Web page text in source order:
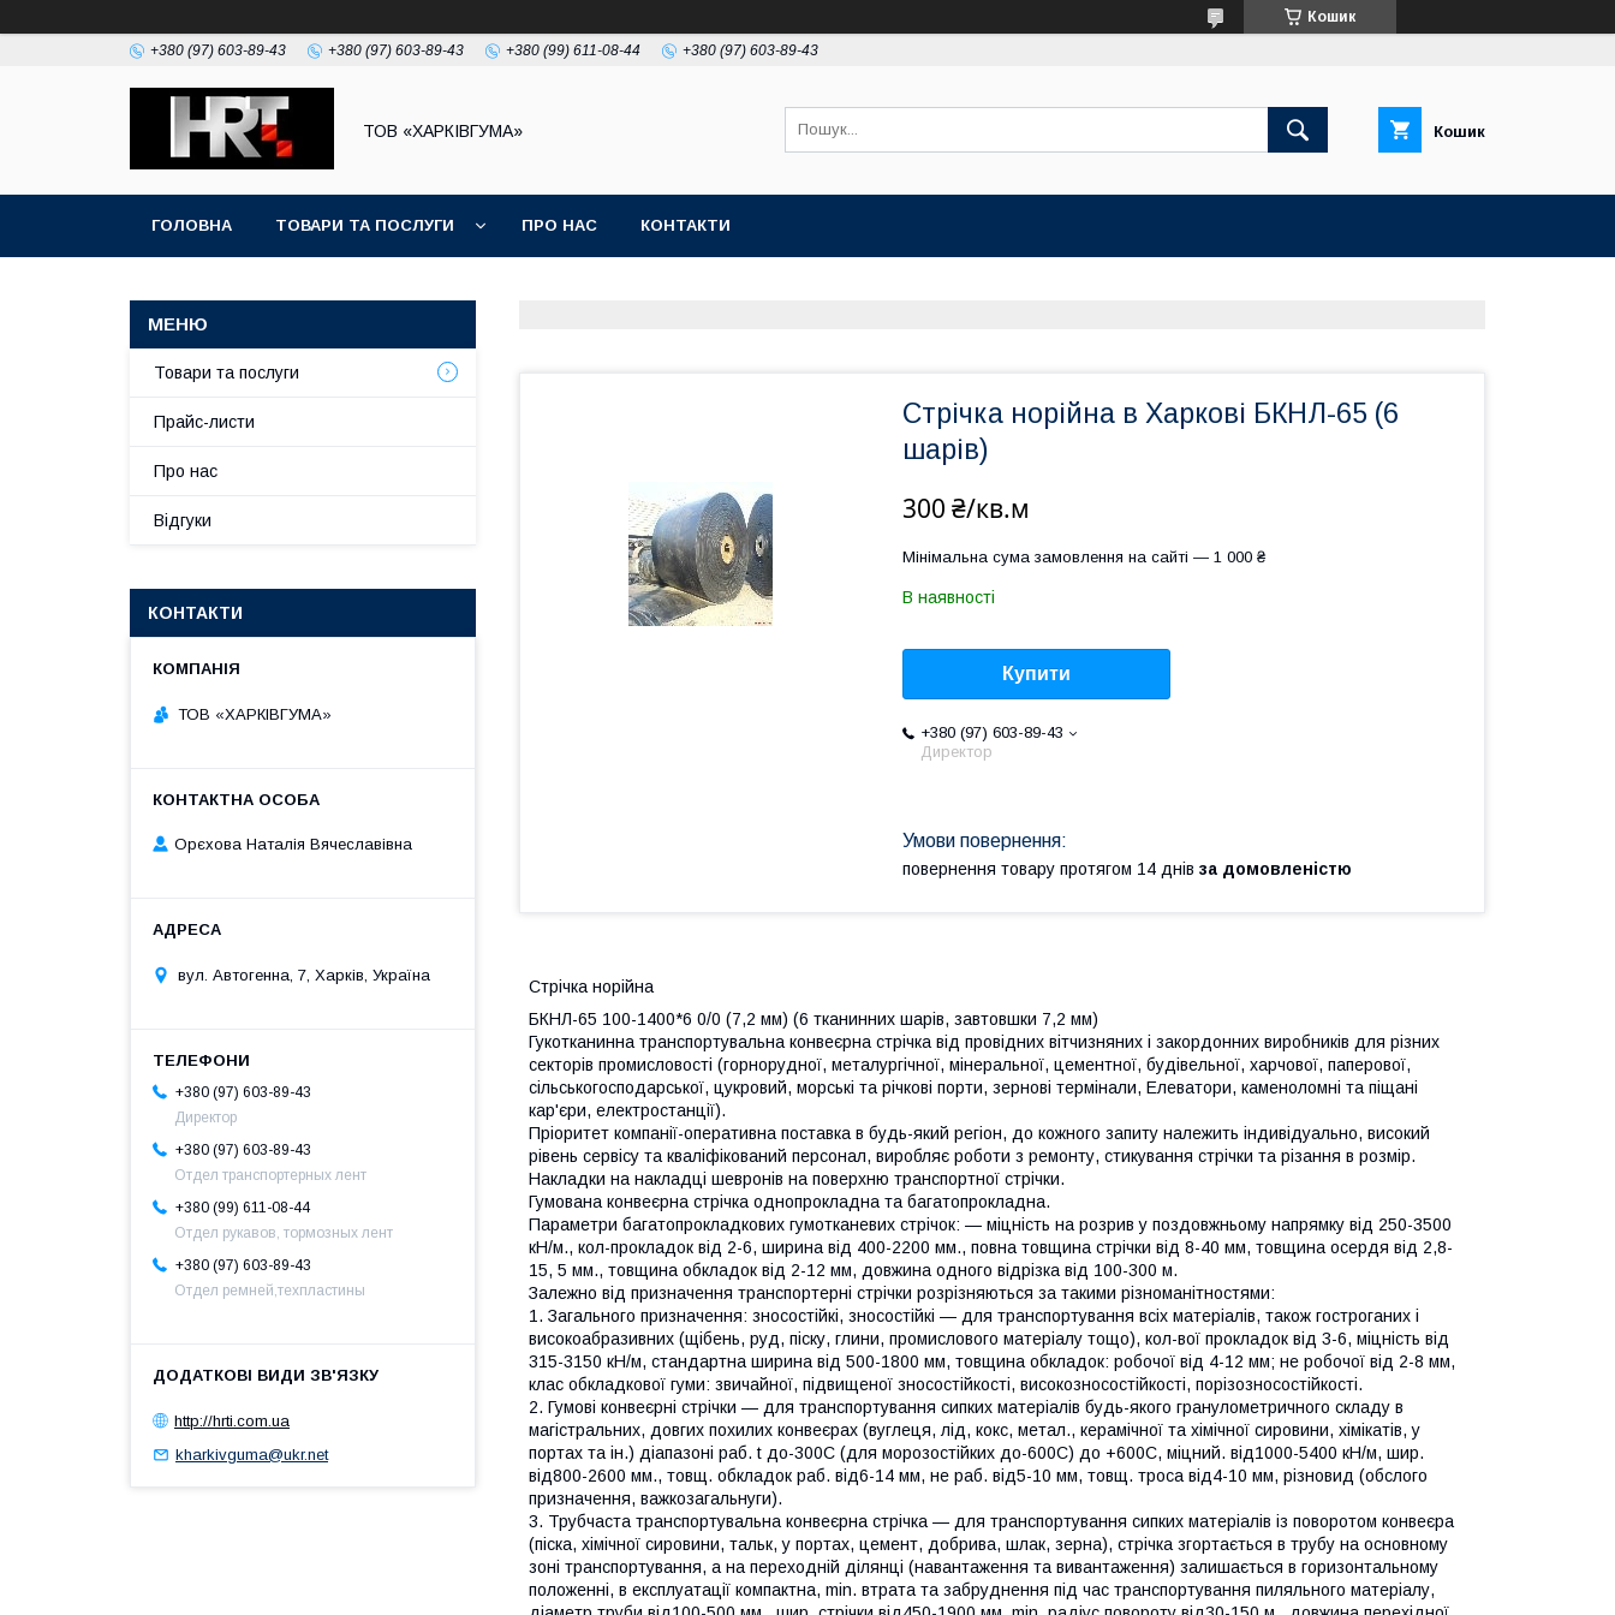
Кошик
+380 (97) 603-89-43 +380 (97) 603-89-43 +380 (99) 611-08-44 +380 (97) 603-89-43
ТОВ «ХАРКІВГУМА» Кошик
ГОЛОВНА ТОВАРИ ТА ПОСЛУГИ ПРО НАС КОНТАКТИ
Стрічка норійна в Харкові БКНЛ-65 (6
шарів)
300 ₴/кв.м
Мінімальна сума замовлення на сайті — 1 000 ₴
В наявності
Купити
+380 (97) 603-89-43
Директор
повернення товару протягом 14 днів за домовленістю
Стрічка норійна
БКНЛ-65 100-1400*6 0/0 (7,2 мм) (6 тканинних шарів, завтовшки 7,2 мм)
Гукотканинна транспортувальна конвеєрна стрічка від провідних вітчизняних і закордонних виробників для різних
секторів промисловості (горнорудної, металургічної, мінеральної, цементної, будівельної, харчової, паперової,
сільськогосподарської, цукровий, морські та річкові порти, зернові термінали, Елеватори, каменоломні та піщані
кар'єри, електростанції).
Пріоритет компанії-оперативна поставка в будь-який регіон, до кожного запиту належить індивідуально, високий
рівень сервісу та кваліфікований персонал, виробляє роботи з ремонту, стикування стрічки та різання в розмір.
Накладки на накладці шевронів на поверхню транспортної стрічки.
Гумована конвеєрна стрічка однопрокладна та багатопрокладна.
Параметри багатопрокладкових гумотканевих стрічок: — міцність на розрив у поздовжньому напрямку від 250-3500
кН/м., кол-прокладок від 2-6, ширина від 400-2200 мм., повна товщина стрічки від 8-40 мм, товщина осердя від 2,8-
15, 5 мм., товщина обкладок від 2-12 мм, довжина одного відрізка від 100-300 м.
Залежно від призначення транспортерні стрічки розрізняються за такими різноманітностями:
1. Загального призначення: зносостійкі, зносостійкі — для транспортування всіх матеріалів, також гостроганих і
високоабразивних (щібень, руд, піску, глини, промислового матеріалу тощо), кол-вої прокладок від 3-6, міцність від
315-3150 кН/м, стандартна ширина від 500-1800 мм, товщина обкладок: робочої від 4-12 мм; не робочої від 2-8 мм,
клас обкладкової гуми: звичайної, підвищеної зносостійкості, високозносостійкості, порізозносостійкості.
2. Гумові конвеєрні стрічки — для транспортування сипких матеріалів будь-якого гранулометричного складу в
магістральних, довгих похилих конвеєрах (вуглеця, лід, кокс, метал., керамічної та хімічної сировини, хімікатів, у
портах та ін.) діапазоні раб. t до-300С (для морозостійких до-600С) до +600С, міцний. від1000-5400 кН/м, шир.
від800-2600 мм., товщ. обкладок раб. від6-14 мм, не раб. від5-10 мм, товщ. троса від4-10 мм, різновид (обслого
призначення, важкозагальнуги).
3. Трубчаста транспортувальна конвеєрна стрічка — для транспортування сипких матеріалів із поворотом конвеєра
(піска, хімічної сировини, тальк, у портах, цемент, добрива, шлак, зерна), стрічка згортається в трубу на основному
зоні транспортування, а на переходній ділянці (навантаження та вивантаження) залишається в горизонтальному
положенні, в експлуатації компактна, min. втрата та забруднення під час транспортування пиляльного матеріалу,
Товари та послуги
Прайс-листи
Про нас
Відгуки
КОНТАКТИ
ТОВ «ХАРКІВГУМА»
Орєхова Наталія Вячеславівна
вул. Автогенна, 7, Харків, Україна
+380 (97) 603-89-43
Директор
+380 (97) 603-89-43
Отдел транспортерных лент
+380 (99) 611-08-44
Отдел рукавов, тормозных лент
+380 (97) 603-89-43
Отдел ремней,техпластины
http://hrti.com.ua
kharkivguma@ukr.net